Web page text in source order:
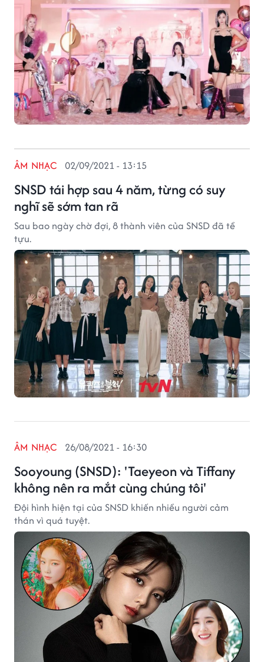
SNSD tái hợp sau 4 năm, từng có suy
nghĩ sẽ sớm tan rã
ÂM NHẠC 02/09/2021 - 13:15
Sau bao ngày chờ đợi, 8 thành viên của SNSD đã tề
tựu.
Sooyoung (SNSD): 'Taeyeon và Tiffany
không nên ra mắt cùng chúng tôi'
ÂM NHẠC 26/08/2021 - 16:30
Đội hình hiện tại của SNSD khiến nhiều người cảm
thán vì quá tuyệt.